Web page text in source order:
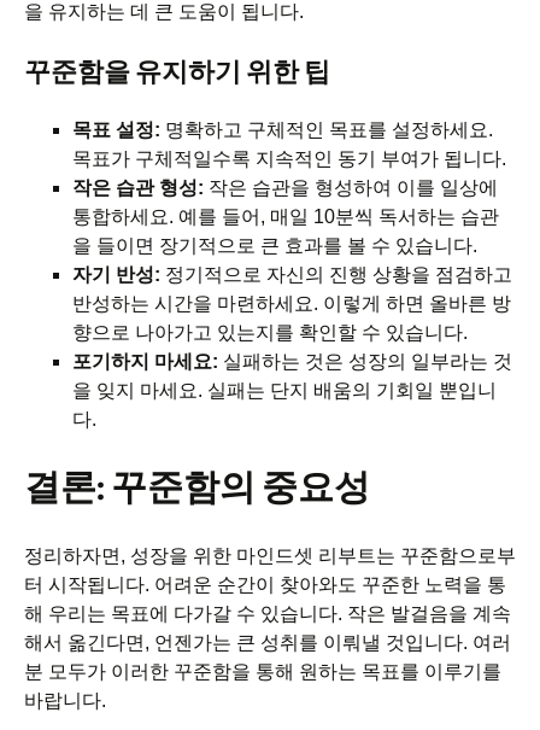
을 유지하는 데 큰 도움이 됩니다.
꾸준함을 유지하기 위한 팁
목표 설정: 명확하고 구체적인 목표를 설정하세요.
목표가 구체적일수록 지속적인 동기 부여가 됩니다.
작은 습관 형성: 작은 습관을 형성하여 이를 일상에
통합하세요. 예를 들어, 매일 10분씩 독서하는 습관
을 들이면 장기적으로 큰 효과를 볼 수 있습니다.
자기 반성: 정기적으로 자신의 진행 상황을 점검하고
반성하는 시간을 마련하세요. 이렇게 하면 올바른 방
향으로 나아가고 있는지를 확인할 수 있습니다.
포기하지 마세요: 실패하는 것은 성장의 일부라는 것
을 잊지 마세요. 실패는 단지 배움의 기회일 뿐입니
다.
결론: 꾸준함의 중요성
정리하자면, 성장을 위한 마인드셋 리부트는 꾸준함으로부
터 시작됩니다. 어려운 순간이 찾아와도 꾸준한 노력을 통
해 우리는 목표에 다가갈 수 있습니다. 작은 발걸음을 계속
해서 옮긴다면, 언젠가는 큰 성취를 이뤄낼 것입니다. 여러
분 모두가 이러한 꾸준함을 통해 원하는 목표를 이루기를
바랍니다.